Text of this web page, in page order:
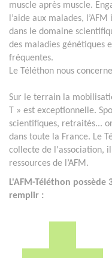
muscle après muscle.
l’aide aux malades,
dans le domaine
des maladies génétiques
fréquentes.
Le Téléthon nous
Sur le terrain la
T » est exceptionnelle.
scientifiques, retraités...
dans toute la France. Le
collecte de l'association,
ressources de l’AFM.
L'AFM-Téléthon
remplir :